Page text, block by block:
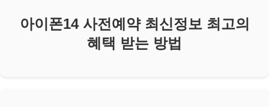
아이폰14 사전예약 최신정보 최고의
혜택 받는 방법